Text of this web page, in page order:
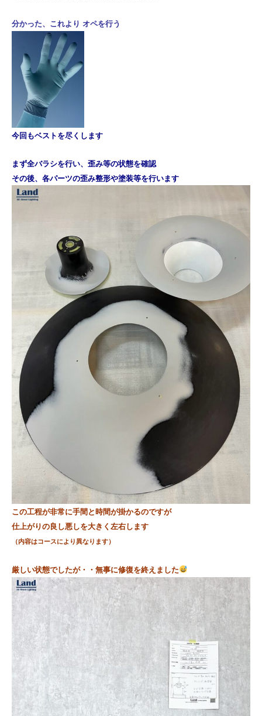
分かった、これより オペを行う
今回もベストを尽くします
まず全バラシを行い、 歪み等の状態を確認
その後、各パーツの歪み整形や塗装等を行います
この工程が非常に手間と時間が掛かるのですが
仕上がりの良し悪しを大きく左右します
（内容はコースにより異なります）
厳しい状態でしたが・・無事に修復を終えました